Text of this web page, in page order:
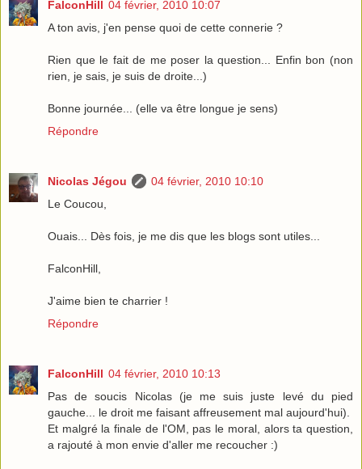
FalconHill 04 février, 2010 10:07
A ton avis, j'en pense quoi de cette connerie ?
Rien que le fait de me poser la question... Enfin bon (non
rien, je sais, je suis de droite...)
Bonne journée... (elle va être longue je sens)
Répondre
Nicolas Jégou
04 février, 2010 10:10
Le Coucou,
Ouais... Dès fois, je me dis que les blogs sont utiles...
FalconHill,
J'aime bien te charrier !
Répondre
FalconHill 04 février, 2010 10:13
Pas de soucis Nicolas (je me suis juste levé du pied
gauche... le droit me faisant affreusement mal aujourd'hui).
Et malgré la finale de l'OM, pas le moral, alors ta question,
a rajouté à mon envie d'aller me recoucher :)